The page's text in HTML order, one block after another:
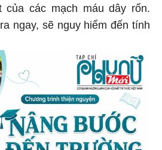
các mạch máu dây rốn.
ngay, sẽ nguy hiểm đến tính